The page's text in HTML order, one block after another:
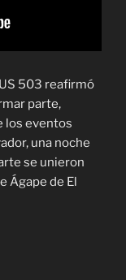
503 reafirmó
parte,
los eventos
una noche
se unieron
Ágape de El